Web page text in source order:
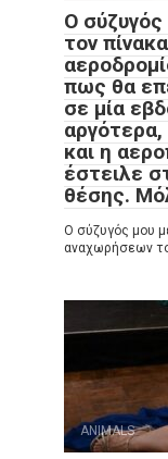
Ο
τον
πως θα
σε μία
και η
έστειλε
θέσης.
Ο σύζυγός μου
αναχωρήσεων
ANIMALS